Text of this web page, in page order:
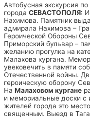
Автобусная экскурсия
города СЕВАСТОПОЛЯ:
Нахимова. Памятник
адмирала Нахимова –
Героической Обороны
Приморский бульвар –
желанию прогулка на
Малахова кургана.
увековечить в памяти
Отечественной войны.
героическую оборону
На Малаховом кургане
и мемориальные доски с
жителей города это
священным. Выезд в